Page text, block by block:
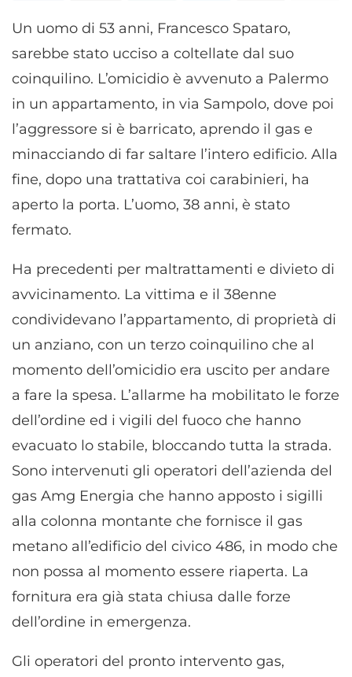
Un uomo di 53 anni, Francesco Spataro,
sarebbe stato ucciso a coltellate dal suo
coinquilino. L’omicidio è avvenuto a Palermo
in un appartamento, in via Sampolo, dove poi
l’aggressore si è barricato, aprendo il gas e
minacciando di far saltare l’intero edificio. Alla
fine, dopo una trattativa coi carabinieri, ha
aperto la porta. L’uomo, 38 anni, è stato
fermato.
Ha precedenti per maltrattamenti e divieto di
avvicinamento. La vittima e il 38enne
condividevano l’appartamento, di proprietà di
un anziano, con un terzo coinquilino che al
momento dell’omicidio era uscito per andare
a fare la spesa. L’allarme ha mobilitato le forze
dell’ordine ed i vigili del fuoco che hanno
evacuato lo stabile, bloccando tutta la strada.
Sono intervenuti gli operatori dell’azienda del
gas Amg Energia che hanno apposto i sigilli
alla colonna montante che fornisce il gas
metano all’edificio del civico 486, in modo che
non possa al momento essere riaperta. La
fornitura era già stata chiusa dalle forze
dell’ordine in emergenza.
Gli operatori del pronto intervento gas,